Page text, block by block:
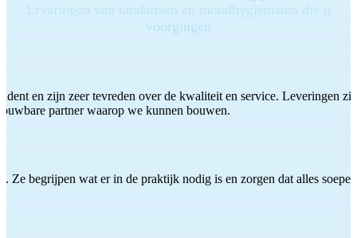
Ervaringen van tandartsen en mondhygiënisten die u
voorgingen
en zijn zeer tevreden over de kwaliteit en service. Leveringen
partner waarop we kunnen bouwen.
Ze begrijpen wat er in de praktijk nodig is en zorgen dat alles